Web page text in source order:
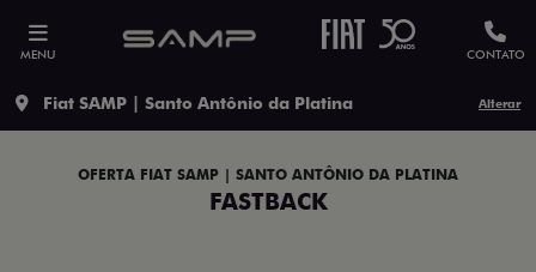
MENU CONTATO
Fiat SAMP | Santo Antônio da Platina Alterar
OFERTA FIAT SAMP | SANTO ANTÔNIO DA PLATINA
FASTBACK